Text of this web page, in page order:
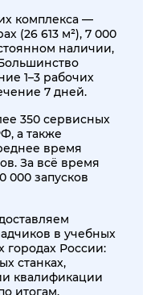
комплекса —
(26 613 м²), 7 000
наличии,
1–3 рабочих
7 дней.
350 сервисных
а также
время
За всё время
000 запусков
в учебных
городах России:
станках,
квалификации
итогам.